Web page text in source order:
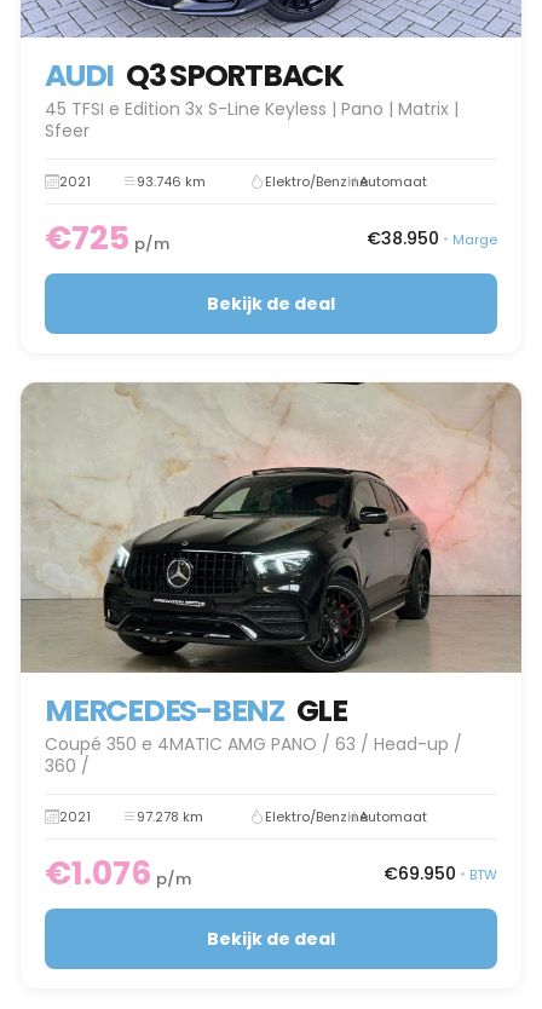
AUDI Q3 SPORTBACK
45 TFSI e Edition 3x S-Line Keyless | Pano | Matrix |
Sfeer
2021 93.746 km Elektro/BenzineAutomaat
€725 p/m €38.950 • Marge
Bekijk de deal
MERCEDES-BENZ GLE
Coupé 350 e 4MATIC AMG PANO / 63 / Head-up /
360 /
2021 97.278 km Elektro/BenzineAutomaat
€1.076 p/m €69.950 • BTW
Bekijk de deal